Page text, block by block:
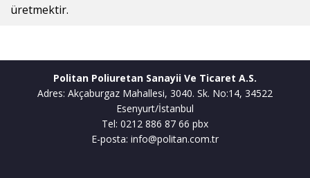
üretmektir.
Politan Poliuretan Sanayii Ve Ticaret A.S.
Adres: Akçaburgaz Mahallesi, 3040. Sk. No:14, 34522
Esenyurt/İstanbul
Tel: 0212 886 87 66 pbx
E-posta: info@politan.com.tr